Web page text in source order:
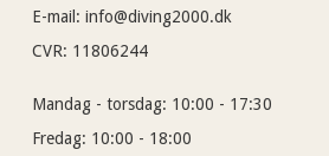
E-mail : info@diving2000.dk
CVR: 11806244
Mandag - torsdag: 10:00 - 17:30
Fredag: 10:00 - 18:00